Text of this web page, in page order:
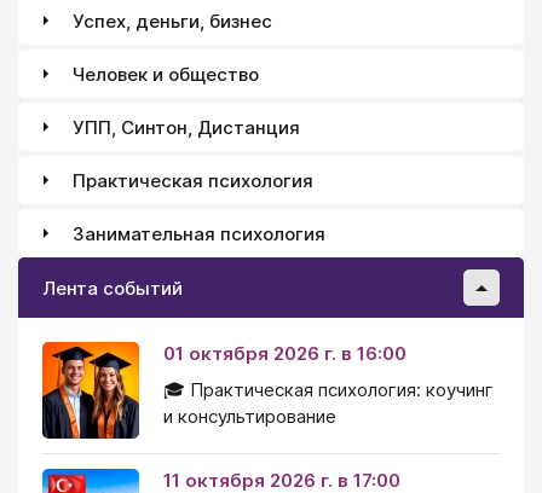
Успех, деньги, бизнес
Человек и общество
УПП, Синтон, Дистанция
Практическая психология
Занимательная психология
Лента событий
01 октября 2026 г. в 16:00
🎓 Практическая психология: коучинг
и консультирование
11 октября 2026 г. в 17:00